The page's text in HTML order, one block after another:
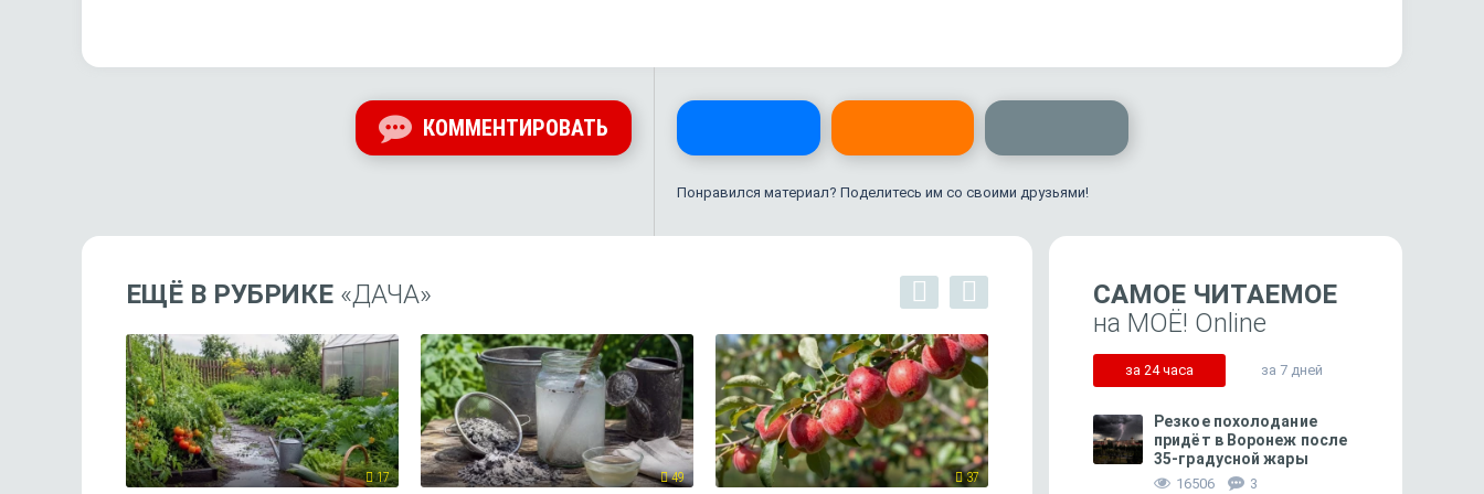
КОММЕНТИРОВАТЬ
Понравился материал? Поделитесь им со своими друзьями!
ЕЩЁ В РУБРИКЕ «ДАЧА»
17 49 37
САМОЕ ЧИТАЕМОЕ
на МОЁ! Online
за 24 часа за 7 дней
Резкое похолодание
придёт в Воронеж после
35-градусной жары
16506 3